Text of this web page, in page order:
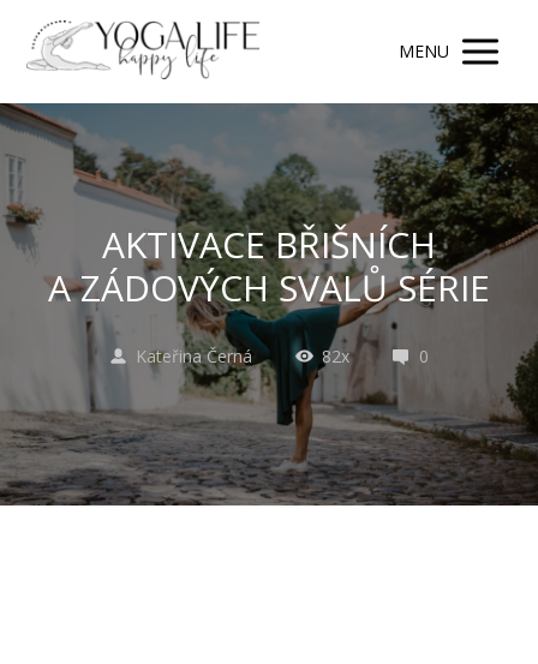
MENU
AKTIVACE BŘIŠNÍCH
A ZÁDOVÝCH SVALŮ SÉRIE
Kateřina Černá 82x 0